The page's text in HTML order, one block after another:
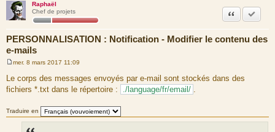
Raphaël
Chef de projets
PERSONNALISATION : Notification - Modifier le contenu des
e-mails
Citation
s
s
e
mer. 8 mars 2017 11:09
Le corps des messages envoyés par e-mail sont stockés dans des
fichiers *.txt dans le répertoire :
./language/fr/email/
Traduire en